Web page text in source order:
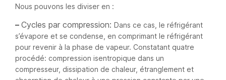
Nous pouvons les diviser en :
– Cycles par compression: Dans ce cas, le réfrigérant
s’évapore et se condense, en comprimant le réfrigérant
pour revenir à la phase de vapeur. Constatant quatre
procédé: compression isentropique dans un
compresseur, dissipation de chaleur, étranglement et